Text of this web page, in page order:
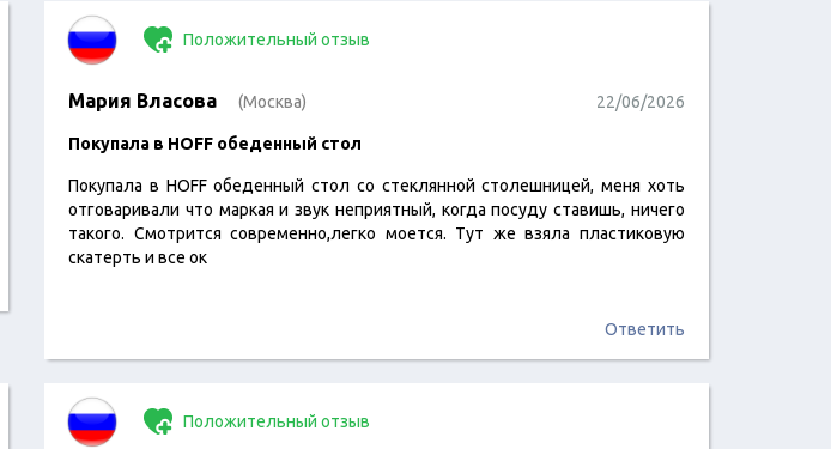
читать отзыв
Положительный отзыв
Мария Власова (Москва) 22/06/2026
Покупала в HOFF обеденный стол
Покупала в HOFF обеденный стол со стеклянной столешницей, меня хоть
отговаривали что маркая и звук неприятный, когда посуду ставишь, ничего
такого. Смотрится современно,легко моется. Тут же взяла пластиковую
скатерть и все ок
Ответить
Положительный отзыв